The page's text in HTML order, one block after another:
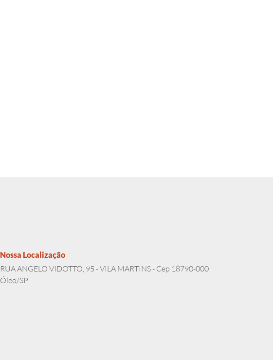
Nossa Localização
RUA ANGELO VIDOTTO, 95 - VILA MARTINS - Cep 18790-000
Óleo/SP